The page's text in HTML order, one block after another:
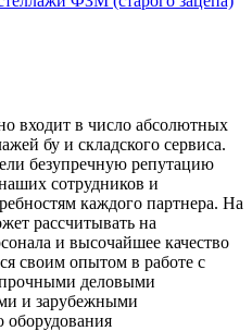
входит в число абсолютных
бу и складского сервиса.
безупречную репутацию
сотрудников и
каждого партнера. На
рассчитывать на
и высочайшее качество
своим опытом в работе с
деловыми
и зарубежными
оборудования